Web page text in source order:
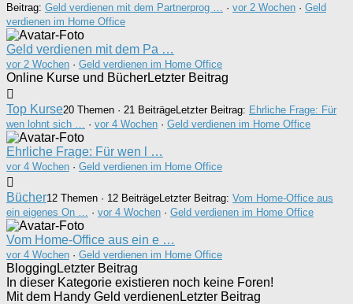
Beitrag: Geld verdienen mit dem Partnerprog … · vor 2 Wochen · Geld
verdienen im Home Office
Geld verdienen mit dem Pa …
vor 2 Wochen · Geld verdienen im Home Office
Online Kurse und BücherLetzter Beitrag
Top Kurse20 Themen · 21 BeiträgeLetzter Beitrag: Ehrliche Frage: Für
wen lohnt sich …
· vor 4 Wochen · Geld verdienen im Home Office
Ehrliche Frage: Für wen l …
vor 4 Wochen · Geld verdienen im Home Office
Bücher12 Themen · 12 BeiträgeLetzter Beitrag: Vom Home-Office aus
ein eigenes On …
· vor 4 Wochen · Geld verdienen im Home Office
Vom Home-Office aus ein e …
vor 4 Wochen · Geld verdienen im Home Office
Blogging Letzter Beitrag
In dieser Kategorie existieren noch keine Foren!
Mit dem Handy Geld verdienen Letzter Beitrag